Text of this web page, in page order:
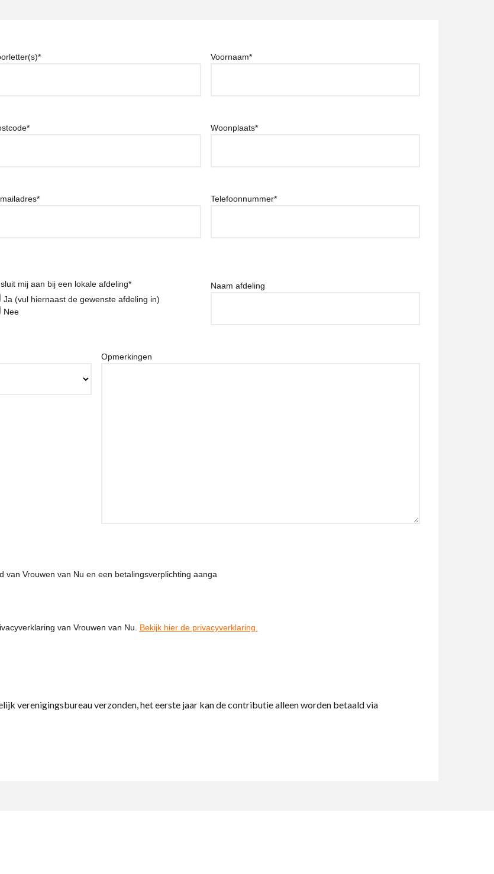
* Voornaam*
* Woonplaats*
* Telefoonnummer*
mij aan bij een lokale afdeling*
Ja (vul hiernaast de gewenste afdeling in)
Nee
Naam afdeling
Opmerkingen
Vrouwen van Nu en een betalingsverplichting aanga
van Vrouwen van Nu. Bekijk hier de privacyverklaring.
verenigingsbureau verzonden, het eerste jaar kan de contributie alleen worden betaald via